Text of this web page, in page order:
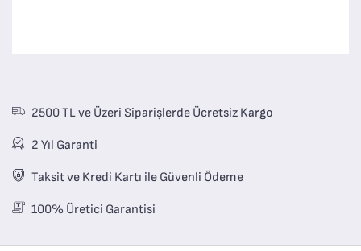
2500 TL ve Üzeri Siparişlerde Ücretsiz Kargo
2 Yıl Garanti
Taksit ve Kredi Kartı ile Güvenli Ödeme
100% Üretici Garantisi